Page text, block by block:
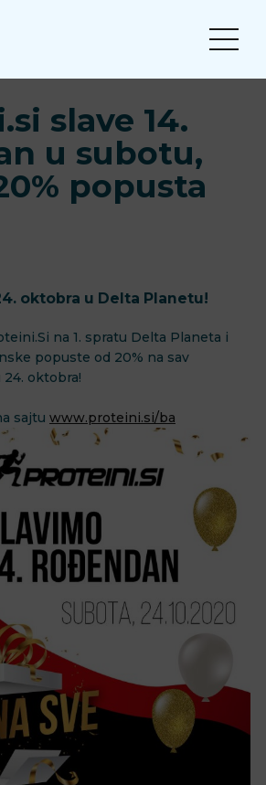
slave 14.
u subotu,
popusta
oktobra u Delta Planetu!
na 1. spratu Delta Planeta i
popuste od 20% na sav
oktobra!
sajtu www.proteini.si/ba